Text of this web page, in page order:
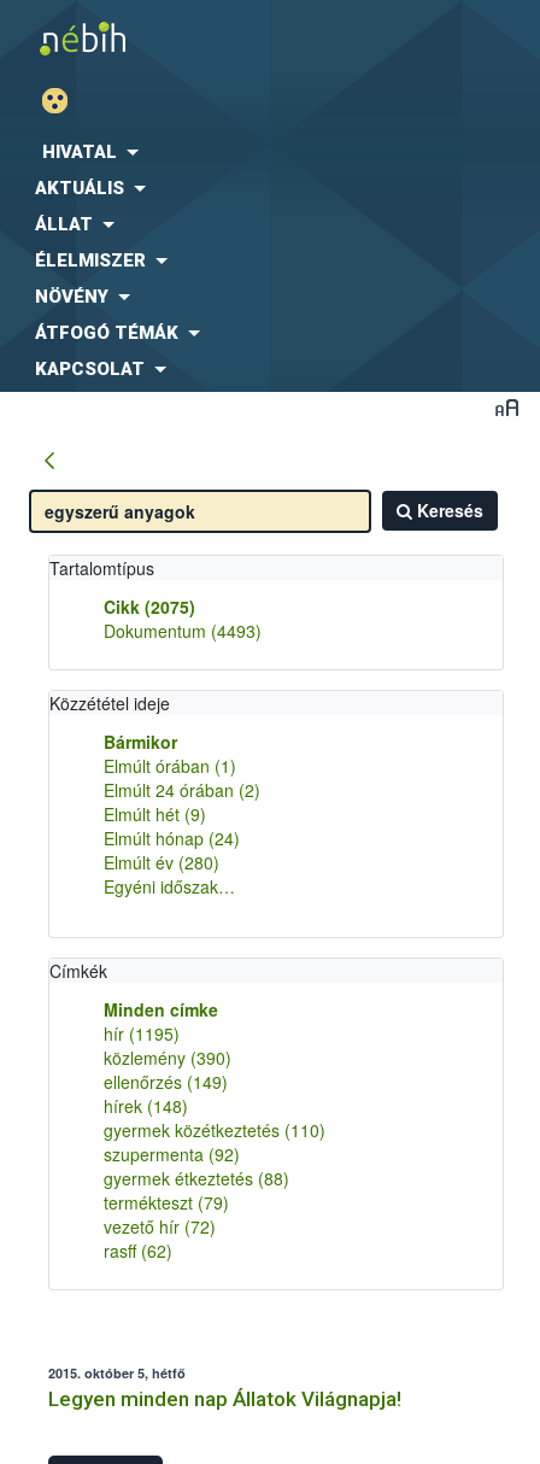
HIVATAL
AKTUÁLIS
ÁLLAT
ÉLELMISZER
NÖVÉNY
ÁTFOGÓ TÉMÁK
KAPCSOLAT
Keresés
Tartalomtípus
Cikk (2075)
Dokumentum (4493)
Közzététel ideje
Bármikor
Elmúlt órában (1)
Elmúlt 24 órában (2)
Elmúlt hét (9)
Elmúlt hónap (24)
Elmúlt év (280)
Egyéni időszak…
Címkék
Minden címke
hír (1195)
közlemény (390)
ellenőrzés (149)
hírek (148)
gyermek közétkeztetés (110)
szupermenta (92)
gyermek étkeztetés (88)
termékteszt (79)
vezető hír (72)
rasff (62)
2015. október 5, hétfő
Legyen minden nap Állatok Világnapja!